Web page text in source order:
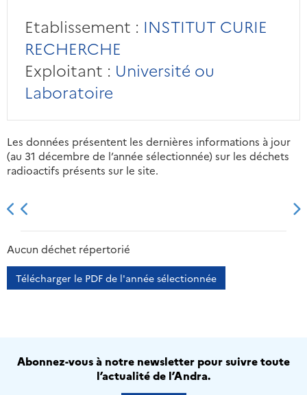
Etablissement : INSTITUT CURIE
RECHERCHE
Exploitant : Université ou
Laboratoire
Les données présentent les dernières informations à jour
(au 31 décembre de l’année sélectionnée) sur les déchets
radioactifs présents sur le site.
2013 2014
Aucun déchet répertorié
Télécharger le PDF de l'année sélectionnée
Abonnez-vous à notre newsletter pour suivre toute
l’actualité de l’Andra.